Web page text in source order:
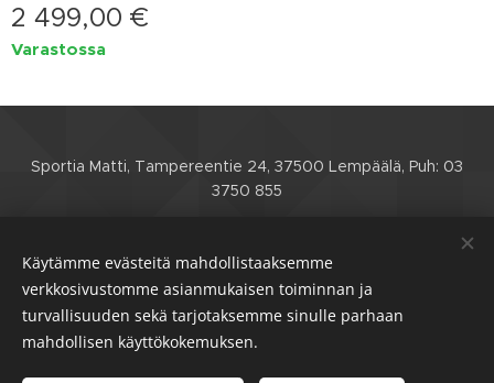
2 499,00 €
Varastossa
Sportia Matti, Tampereentie 24, 37500 Lempäälä, Puh: 03
3750 855
Etusivu Verkkokauppa Huoltohinnasto
Yhteystiedot
Toimitusehdot
Käytämme evästeitä mahdollistaaksemme
verkkosivustomme asianmukaisen toiminnan ja
turvallisuuden sekä tarjotaksemme sinulle parhaan
mahdollisen käyttökokemuksen.